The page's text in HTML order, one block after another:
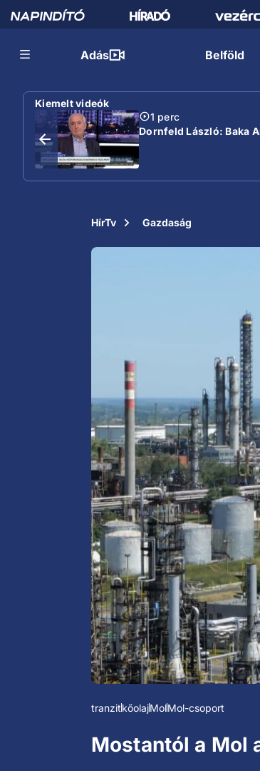
Adás Belföld
Kiemelt videók
1 perc
Dornfeld László: Baka
HírTv Gazdaság
tranzitkőolajMolMol-csoport
Mostantól a Mol